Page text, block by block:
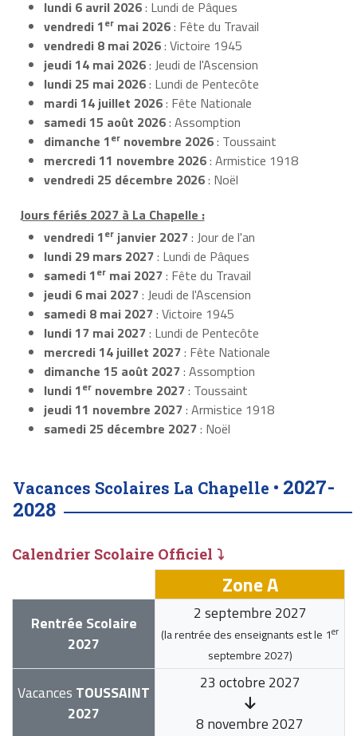
lundi 6 avril 2026: Lundi de Pâques
vendredi 1er mai 2026: Fête du Travail
vendredi 8 mai 2026: Victoire 1945
jeudi 14 mai 2026: Jeudi de l'Ascension
lundi 25 mai 2026: Lundi de Pentecôte
mardi 14 juillet 2026: Fête Nationale
samedi 15 août 2026: Assomption
dimanche 1er novembre 2026: Toussaint
mercredi 11 novembre 2026: Armistice 1918
vendredi 25 décembre 2026: Noël
Jours fériés 2027 à La Chapelle :
vendredi 1er janvier 2027: Jour de l'an
lundi 29 mars 2027: Lundi de Pâques
samedi 1er mai 2027: Fête du Travail
jeudi 6 mai 2027: Jeudi de l'Ascension
samedi 8 mai 2027: Victoire 1945
lundi 17 mai 2027: Lundi de Pentecôte
mercredi 14 juillet 2027: Fête Nationale
dimanche 15 août 2027: Assomption
lundi 1er novembre 2027: Toussaint
jeudi 11 novembre 2027: Armistice 1918
samedi 25 décembre 2027: Noël
Vacances Scolaires La Chapelle • 2027-
2028
Calendrier Scolaire Officiel ⤵
Zone A
Rentrée Scolaire
2027
2 septembre 2027
(la rentrée des enseignants est le 1er
septembre 2027)
Vacances TOUSSAINT
2027
23 octobre 2027
8 novembre 2027